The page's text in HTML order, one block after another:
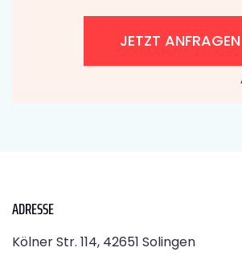
JETZT ANFRAGEN
ADRESSE
Kölner Str. 114, 42651 Solingen